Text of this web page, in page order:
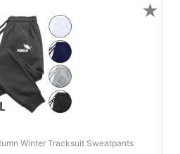
Winter Tracksuit Sweatpants
★